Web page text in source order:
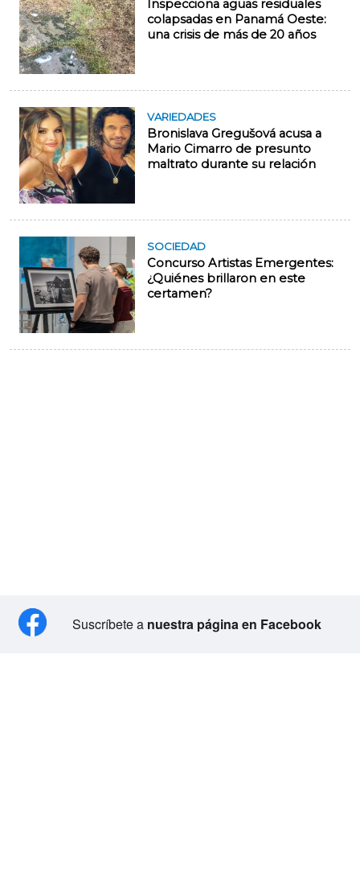
Inspecciona aguas residuales
colapsadas en Panamá Oeste:
una crisis de más de 20 años
VARIEDADES
Bronislava Gregušová acusa a
Mario Cimarro de presunto
maltrato durante su relación
SOCIEDAD
Concurso Artistas Emergentes:
¿Quiénes brillaron en este
certamen?
Suscríbete a nuestra página en Facebook